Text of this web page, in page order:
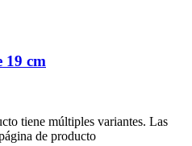
19 cm
tiene múltiples variantes. Las
de producto